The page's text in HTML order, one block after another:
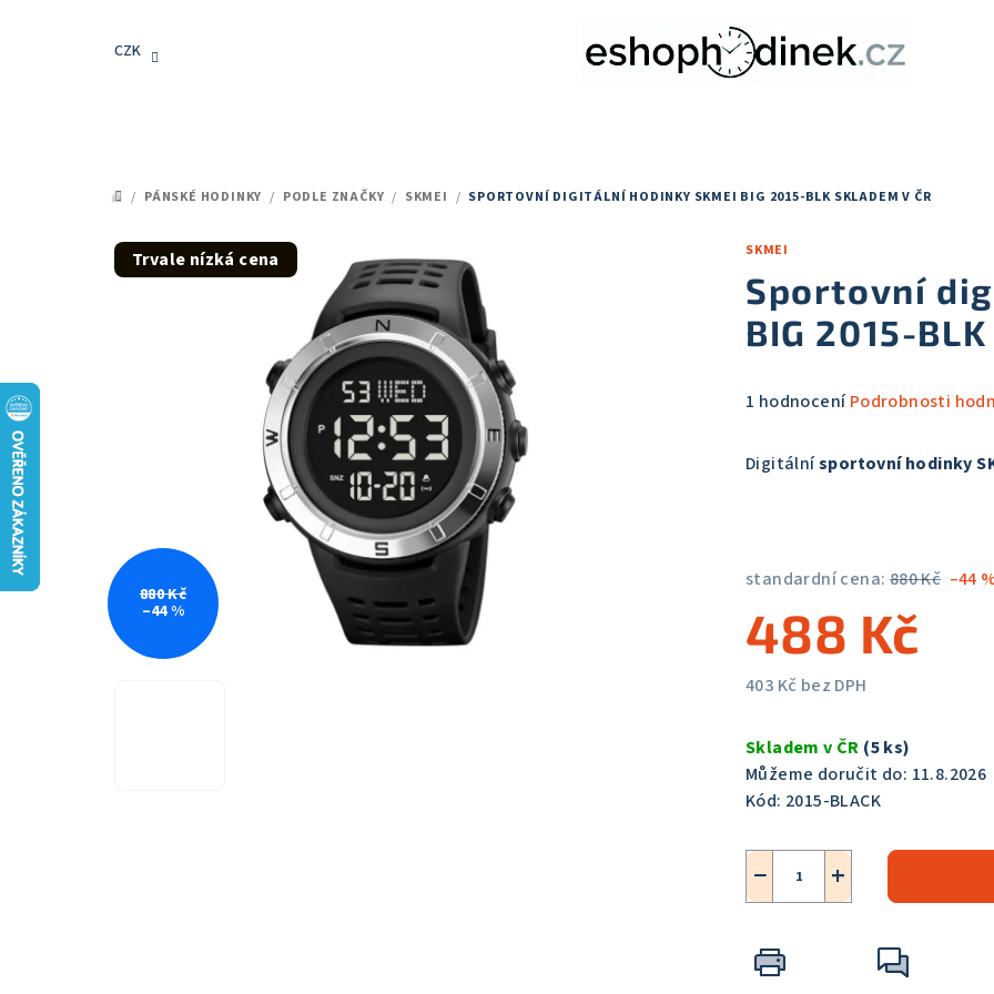
CZK
DOMŮ
/ PÁNSKÉ HODINKY / PODLE ZNAČKY / SKMEI / SPORTOVNÍ DIGITÁLNÍ HODINKY SKMEI BIG 2015-BLK SKLADEM V ČR
SKMEI
Sportovní
BIG 2015-BLK
Průměrné
produktu
hvězdiček.
1 hodnocení Podrobnosti
Digitálnísportovní hodinky
standardní cena: 880 Kč –44
488 Kč
403 Kč bez DPH
cena:
Skladem v ČR (5 ks)
Můžeme doručit do: 11.8.2026
Kód: 2015-BLACK
+
−
Trvale nízká cena
880 Kč
–44 %